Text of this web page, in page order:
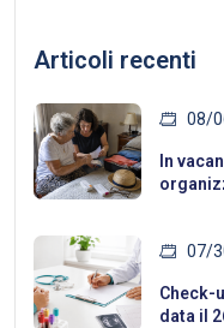
Articoli recenti
08/
In
07/
Check-
data il